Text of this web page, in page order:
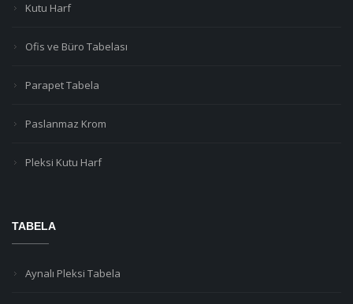
Kutu Harf
Ofis ve Büro Tabelası
Parapet Tabela
Paslanmaz Krom
Pleksi Kutu Harf
TABELA
Aynalı Pleksi Tabela